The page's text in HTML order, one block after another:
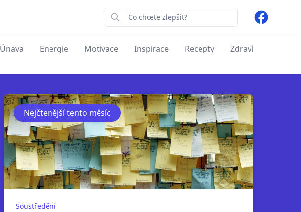
Facebook
Únava Energie Motivace Inspirace Recepty Zdraví
Nejčtenější tento měsíc
Soustředění